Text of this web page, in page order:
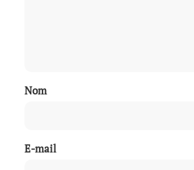
Nom
E-mail